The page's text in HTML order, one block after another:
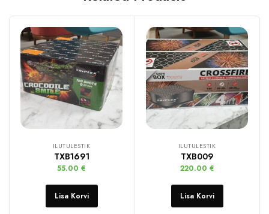
ILUTULESTIK
TXB1691
55.00 €
Lisa Korvi
ILUTULESTIK
TXB009
220.00 €
Lisa Korvi